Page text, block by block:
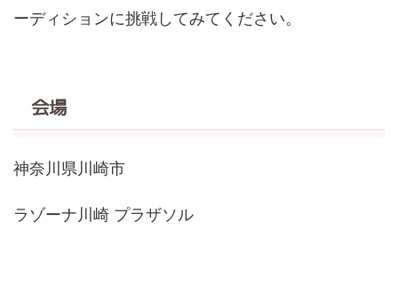
ーディションに挑戦してみてください。
会場
神奈川県川崎市
ラゾーナ川崎 プラザソル